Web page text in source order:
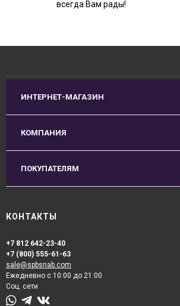
всегда Вам рады!
ИНТЕРНЕТ-МАГАЗИН
КОМПАНИЯ
ПОКУПАТЕЛЯМ
КОНТАКТЫ
+7 812 642-23-40
+7 (800) 555-61-63
sale@spbsnab.com
Ежедневно с 10:00 до 21:00
Соц. сети